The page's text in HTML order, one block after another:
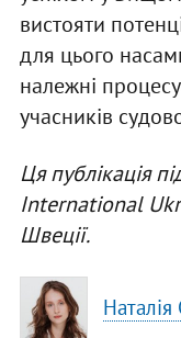
вистояти
для цього
належні
учасників
Ця публікація
International
Швеції.